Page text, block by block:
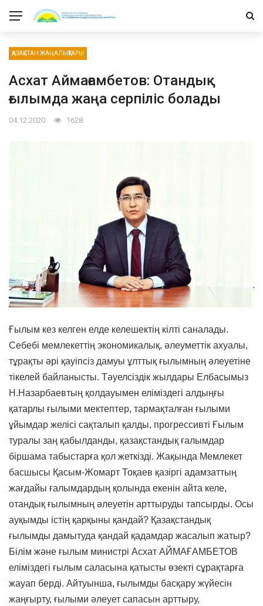
ҚАЗАҚСТАН ЖАҢАЛЫҚТАРЫ
Асхат Аймағамбетов: Отандық
ғылымда жаңа серпіліс болады
04.12.2020 1628
Ғылым кез келген елде келешектің кілті саналады.
Себебі мемлекеттің экономикалық, әлеуметтік ахуалы,
тұрақты әрі қауіпсіз дамуы ұлттық ғылымның әлеуетіне
тікелей байланысты. Тәуелсіздік жылдары Елбасымыз
Н.Назарбаевтың қолдауымен еліміздегі алдыңғы
қатарлы ғылыми мектептер, тармақталған ғылыми
ұйымдар желісі сақталып қалды, прогрессивті Ғылым
туралы заң қабылданды, қазақстандық ғалымдар
біршама табыстарға қол жеткізді. Жақында Мемлекет
басшысы Қасым-Жомарт Тоқаев қазіргі адамзаттың
жағдайы ғалымдардың қолында екенін айта келе,
отандық ғылымның әлеуетін арттыруды тапсырды. Осы
ауқымды істің қарқыны қандай? Қазақстандық
ғылымды дамытуда қандай қадамдар жасалып жатыр?
Білім және ғылым министрі Асхат АЙМАҒАМБЕТОВ
еліміздегі ғылым саласына қатысты өзекті сұрақтарға
жауап берді. Айтуынша, ғылымды басқару жүйесін
жаңғырту, ғылыми әлеует сапасын арттыру,